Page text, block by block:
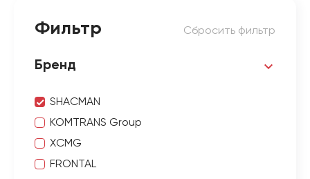
Фильтр Сбросить фильтр
Бренд
SHACMAN
KOMTRANS Group
XCMG
FRONTAL